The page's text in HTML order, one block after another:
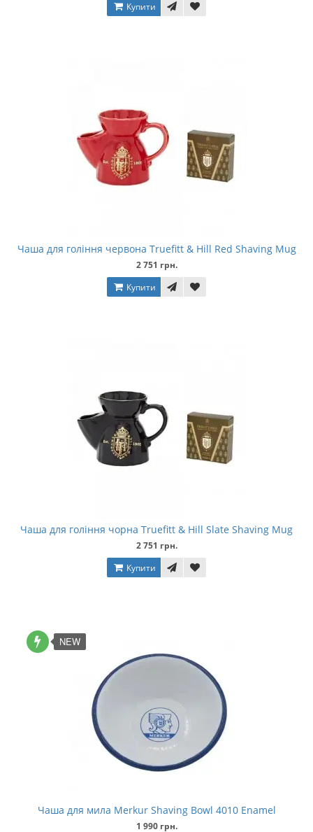
Купити
Чаша для гоління червона Truefitt & Hill Red Shaving Mug
2 751 грн.
Купити
Чаша для гоління чорна Truefitt & Hill Slate Shaving Mug
2 751 грн.
Купити
NEW
Чаша для мила Merkur Shaving Bowl 4010 Enamel
1 990 грн.